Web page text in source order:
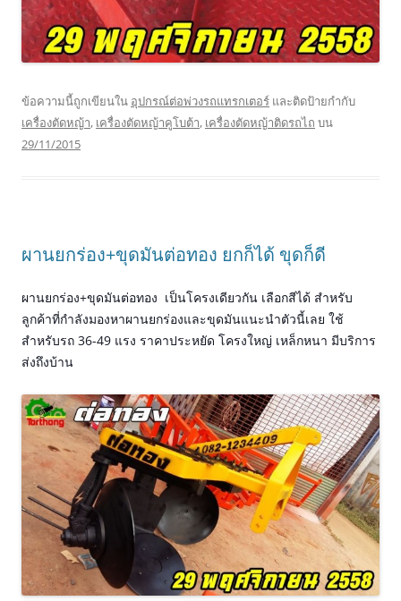
ข้อความนี้ถูกเขียนใน อุปกรณ์ต่อพ่วงรถแทรกเตอร์ และติดป้ายกำกับ
เครื่องตัดหญ้า, เครื่องตัดหญ้าคูโบต้า, เครื่องตัดหญ้าติดรถไถ บน
29/11/2015
ผานยกร่อง+ขุดมันต่อทอง ยกก็ได้ ขุดก็ดี
ผานยกร่อง+ขุดมันต่อทอง เป็นโครงเดียวกัน เลือกสีได้ สำหรับ
ลูกค้าที่กำลังมองหาผานยกร่องและขุดมันแนะนำตัวนี้เลย ใช้
สำหรับรถ 36-49 แรง ราคาประหยัด โครงใหญ่ เหล็กหนา มีบริการ
ส่งถึงบ้าน